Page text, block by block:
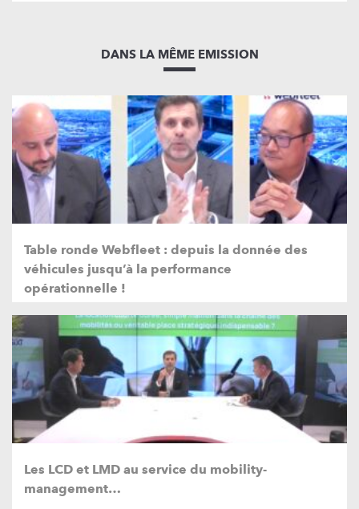
DANS LA MÊME EMISSION
Table ronde Webfleet : depuis la donnée des
véhicules jusqu’à la performance
opérationnelle !
Les LCD et LMD au service du mobility-
management…